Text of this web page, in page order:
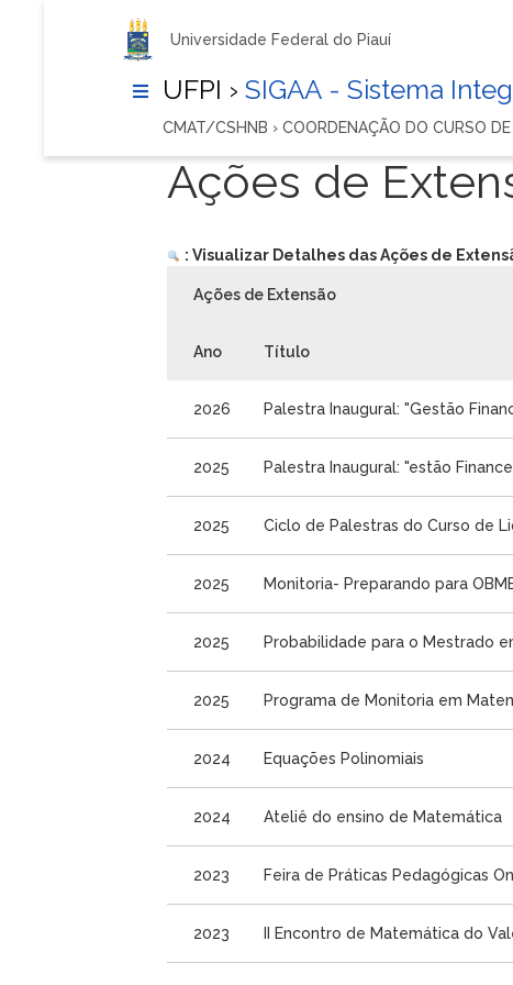
Universidade Federal do Piauí
UFPI › SIGAA - Sistema
CMAT/CSHNB › COORDENAÇÃO DO CURSO
Ações de
: Visualizar Detalhes das Ações de
Ações de Extensão
Ano Título
2026 Palestra Inaugural: "Gestão
2025 Palestra Inaugural: "estão
2025 Ciclo de Palestras do Curso de
2025 Monitoria- Preparando para
2025 Probabilidade para o Mestrado
2025 Programa de Monitoria em
2024 Equações Polinomiais
2024 Ateliê do ensino de Matemática
2023 Feira de Práticas Pedagógicas
2023 II Encontro de Matemática do